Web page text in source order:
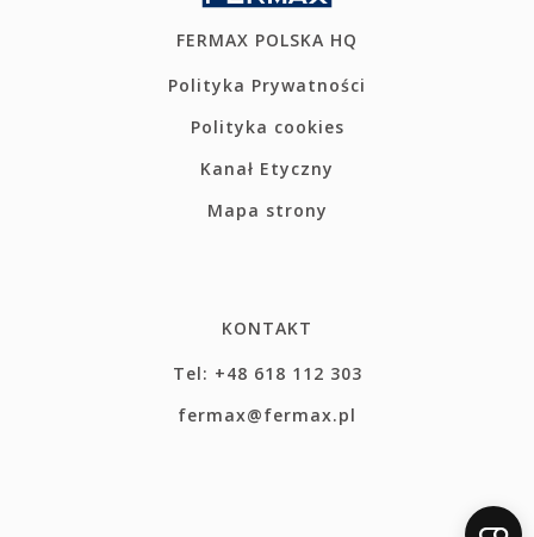
FERMAX POLSKA HQ
Polityka Prywatności
Polityka cookies
Kanał Etyczny
Mapa strony
KONTAKT
Tel: +48 618 112 303
fermax@fermax.pl